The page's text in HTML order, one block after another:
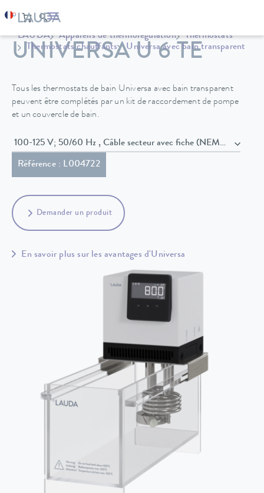
LAUDA Appareils de thermorégulation
Thermostats
Thermostats chauffants
Universa avec bain transparent
UNIVERSA U 6 TE
Tous les thermostats de bain Universa avec bain transparent
peuvent être complétés par un kit de raccordement de pompe
et un couvercle de bain.
100-125 V; 50/60 Hz , Câble secteur avec fiche (NEMA 5-15P)
Référence : L004722
Demander un produit
En savoir plus sur les avantages d'Universa